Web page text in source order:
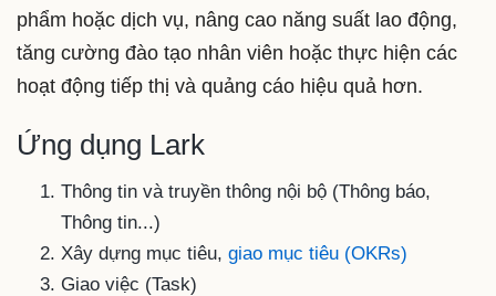
phẩm hoặc dịch vụ, nâng cao năng suất lao động,
tăng cường đào tạo nhân viên hoặc thực hiện các
hoạt động tiếp thị và quảng cáo hiệu quả hơn.
Ứng dụng Lark
Thông tin và truyền thông nội bộ (Thông báo,
Thông tin...)
Xây dựng mục tiêu, giao mục tiêu (OKRs)
Giao việc (Task)